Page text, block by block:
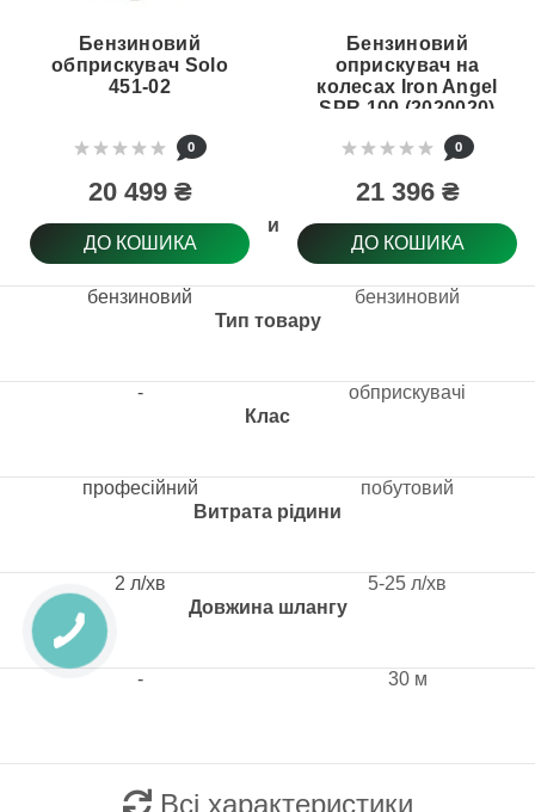
Тип обприскувача
Тип товару
Клас
Витрата рідини
Довжина шлангу
Бензиновий
обприскувач Solo
451-02
0
20 499 ₴
ДО КОШИКА
бензиновий
-
професійний
2 л/хв
-
Бензиновий
оприскувач на
колесах Iron Angel
SPR 100 (2020020)
0
21 396 ₴
ДО КОШИКА
бензиновий
обприскувачі
побутовий
5-25 л/хв
30 м
Всі характеристики